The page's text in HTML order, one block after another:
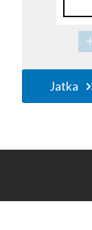
Jatka